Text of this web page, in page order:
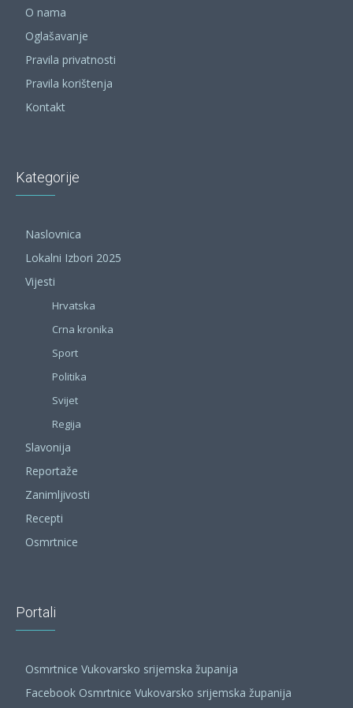
O nama
Oglašavanje
Pravila privatnosti
Pravila korištenja
Kontakt
Kategorije
Naslovnica
Lokalni Izbori 2025
Vijesti
Hrvatska
Crna kronika
Sport
Politika
Svijet
Regija
Slavonija
Reportaže
Zanimljivosti
Recepti
Osmrtnice
Portali
Osmrtnice Vukovarsko srijemska županija
Facebook Osmrtnice Vukovarsko srijemska županija